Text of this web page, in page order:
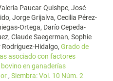
Paucar-Quishpe, José
Jorge Grijalva, Cecilia Pérez-
Ortega, Darío Cepeda-
Claude Saegerman, Sophie
Hidalgo, Grado de
asociado con factores
en ganaderías
, Siembra: Vol. 10 Núm. 2